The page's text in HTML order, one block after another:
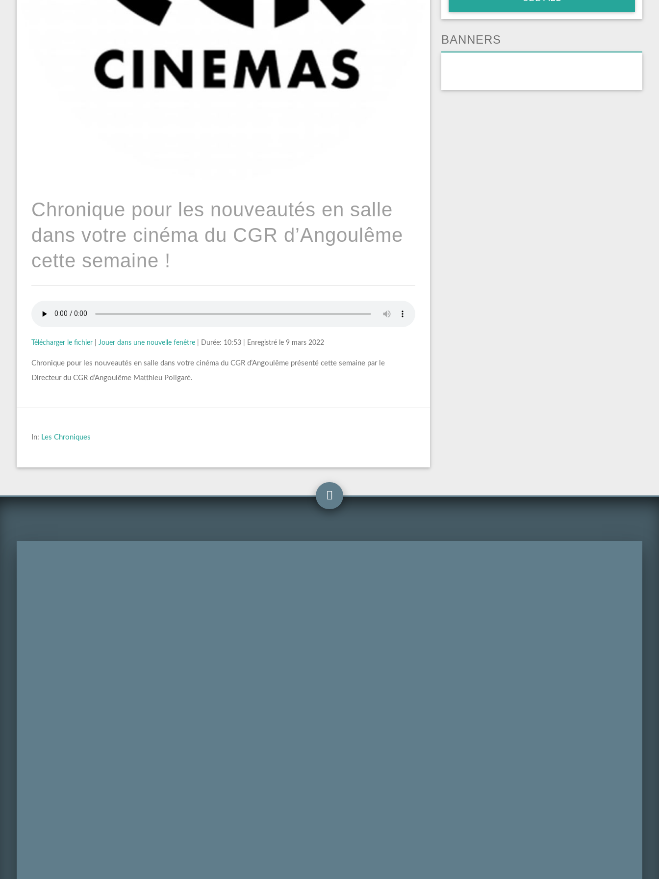
Chronique pour les nouveautés en salle
dans votre cinéma du CGR d’Angoulême
cette semaine !
Télécharger le fichier| Jouer dans une nouvelle fenêtre| Durée: 10:53| Enregistré le 9 mars 2022
Chronique pour les nouveautés en salle dans votre cinéma du CGR d’Angoulême présenté cette semaine par le
Directeur du CGR d’Angoulême Matthieu Poligaré.
In: Les Chroniques
BANNERS